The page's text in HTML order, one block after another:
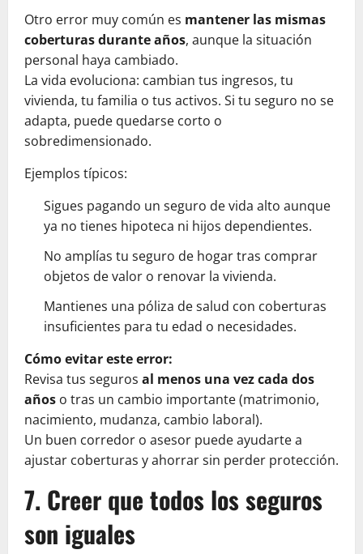
Otro error muy común es mantener las mismas
coberturas durante años, aunque la situación
personal haya cambiado.
La vida evoluciona: cambian tus ingresos, tu
vivienda, tu familia o tus activos. Si tu seguro no se
adapta, puede quedarse corto o
sobredimensionado.
Ejemplos típicos:
Sigues pagando un seguro de vida alto aunque
ya no tienes hipoteca ni hijos dependientes.
No amplías tu seguro de hogar tras comprar
objetos de valor o renovar la vivienda.
Mantienes una póliza de salud con coberturas
insuficientes para tu edad o necesidades.
Cómo evitar este error:
Revisa tus seguros al menos una vez cada dos
años o tras un cambio importante (matrimonio,
nacimiento, mudanza, cambio laboral).
Un buen corredor o asesor puede ayudarte a
ajustar coberturas y ahorrar sin perder protección.
7. Creer que todos los seguros
son iguales